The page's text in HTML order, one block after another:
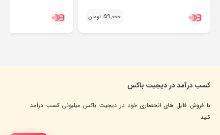
59,000 تومان
کسب درآمد در دیجیت باکس
با فروش فایل های انحصاری خود در دیجیت باکس میلیونی کسب درآمد
کنید